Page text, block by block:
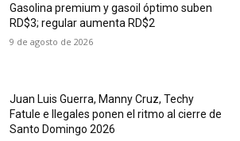
Gasolina premium y gasoil óptimo suben
RD$3; regular aumenta RD$2
9 de agosto de 2026
Juan Luis Guerra, Manny Cruz, Techy
Fatule e Ilegales ponen el ritmo al cierre de
Santo Domingo 2026